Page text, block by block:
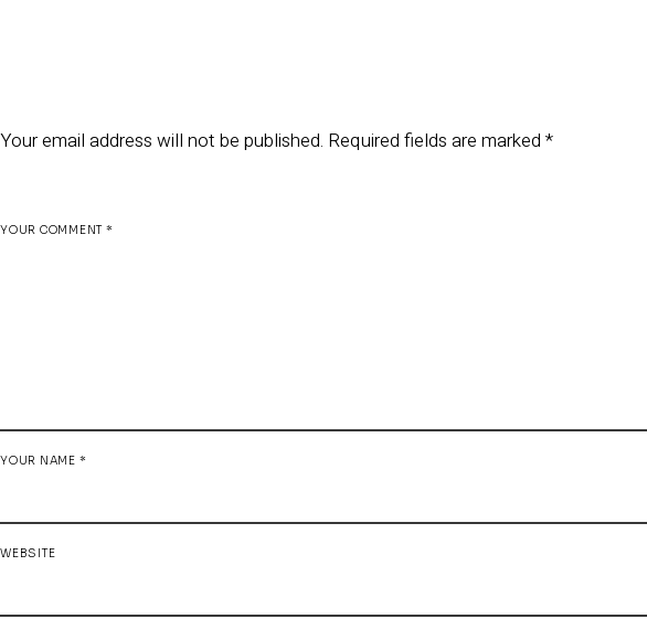
Your email address will not be published. Required fields are marked *
YOUR COMMENT *
YOUR NAME *
WEBSITE